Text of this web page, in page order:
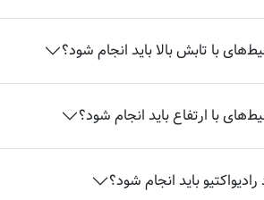
با تابش بالا باید انجام شود؟
با ارتفاع باید انجام شود؟
باید انجام شود؟